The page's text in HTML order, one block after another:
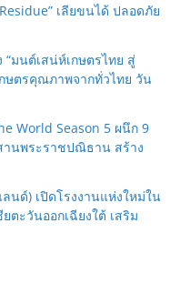
เลียขนได้ ปลอดภัย
มนต์เสน่ห์เกษตรไทย สู่
ษตรคุณภาพจากทั่วไทย วัน
World Season 5 ผนึก 9
านพระราชปณิธาน สร้าง
นด์) เปิดโรงงานแห่งใหม่ใน
ตะวันออกเฉียงใต้ เสริม